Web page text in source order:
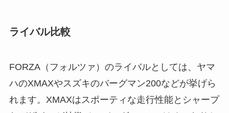
ライバル比較
FORZA（フォルツァ）のライバルとしては、ヤマ
ハのXMAXやスズキのバーグマン200などが挙げら
れます。XMAXはスポーティな走行性能とシャープ